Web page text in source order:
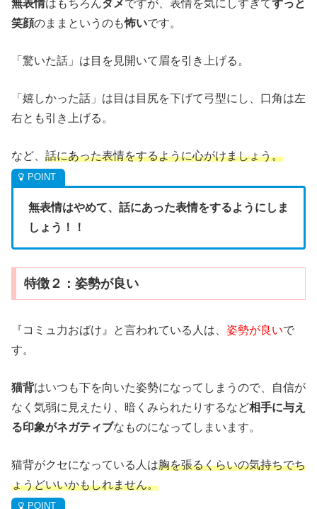
無表情はもちろんダメですが、表情を気にしすぎてずっと
笑顔のままというのも怖いです。
「驚いた話」は目を見開いて眉を引き上げる。
「嬉しかった話」は目は目尻を下げて弓型にし、口角は左
右とも引き上げる。
など、 話にあった表情をするように心がけましょう。
無表情はやめて、話にあった表情をするようにしま
しょう！！
特徴２：姿勢が良い
『コミュ力おばけ』と言われている人は、 姿勢が良いで
す。
猫背はいつも下を向いた姿勢になってしまうので、自信が
なく気弱に見えたり、暗くみられたりするなど相手に与え
る印象がネガティブなものになってしまいます。
猫背がクセになっている人は胸を張るくらいの気持ちでち
ょうどいいかもしれません。